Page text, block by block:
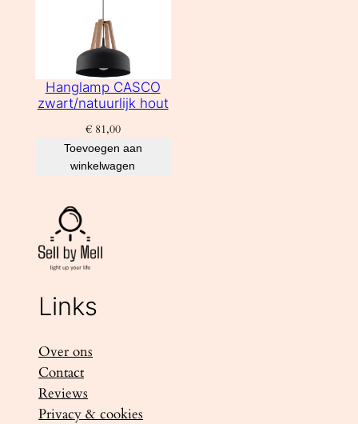
Hanglamp CASCO
zwart/natuurlijk hout
€81,00
Toevoegen aan
winkelwagen
Links
Over ons
Contact
Reviews
Privacy & cookies